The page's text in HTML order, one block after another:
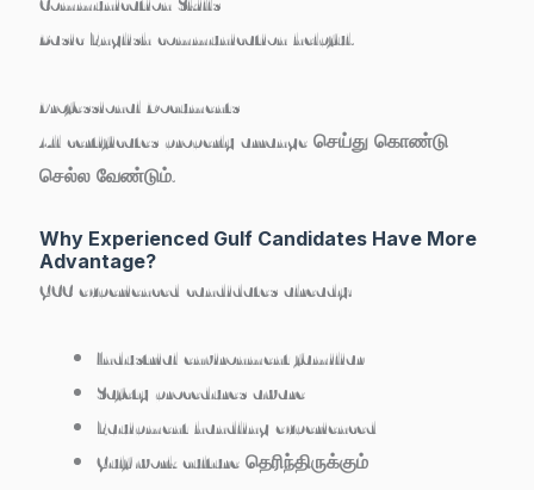
Basic English communication helpful.
Professional Documents
All certificates properly arrange செய்து கொண்டு
செல்ல வேண்டும்.
Why Experienced Gulf Candidates Have More
Advantage?
GCC experienced candidates already:
Industrial environment familiar
Safety procedures aware
Equipment handling experienced
Gulf work culture தெரிந்திருக்கும்